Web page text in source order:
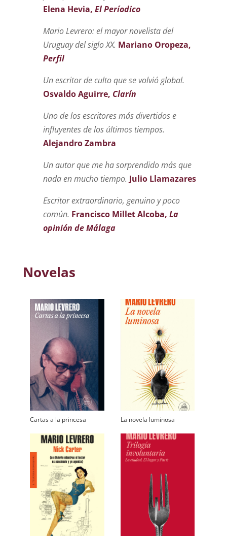
Elena Hevia, El Períodico
Mario Levrero: el mayor novelista del
Uruguay del siglo XX. Mariano Oropeza,
Perfil
Un escritor de culto que se volvió global.
Osvaldo Aguirre, Clarín
Uno de los escritores más divertidos e
influyentes de los últimos tiempos.
Alejandro Zambra
Un autor que me ha sorprendido más que
nada en mucho tiempo. Julio Llamazares
Escritor extraordinario, genuino y poco
común. Francisco Millet Alcoba, La
opinión de Málaga
Novelas
Cartas a la princesa La novela luminosa